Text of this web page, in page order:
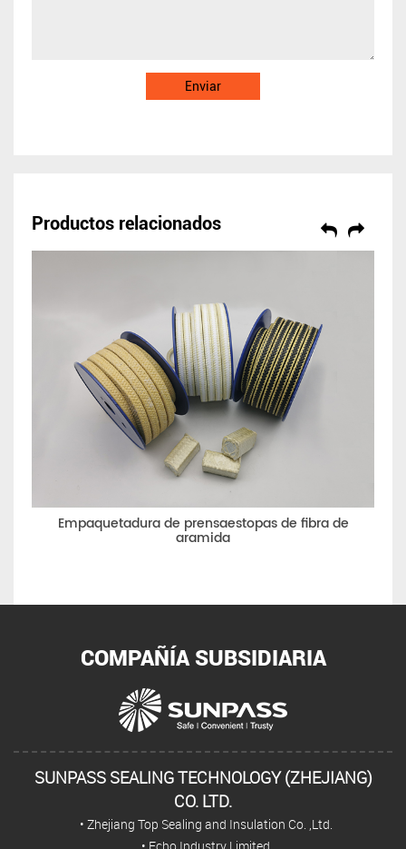
Productos relacionados
prensaestopas de fibra de Empaquetadura de
COMPAÑÍA SUBSIDIARIA
SUNPASS SEALING TECHNOLOGY (ZHEJIANG)
CO. LTD.
• Zhejiang Top Sealing and Insulation Co. ,Ltd.